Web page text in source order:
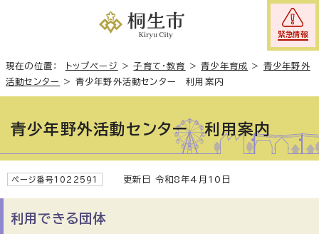
緊急情報
現在の位置： トップページ >子育て・教育 >青少年育成 > 青少年野外
活動センター
> 青少年野外活動センター 利用案内
青少年野外活動センター 利用案内
ページ番号1022591 更新日 令和8年4月10日
利用できる団体